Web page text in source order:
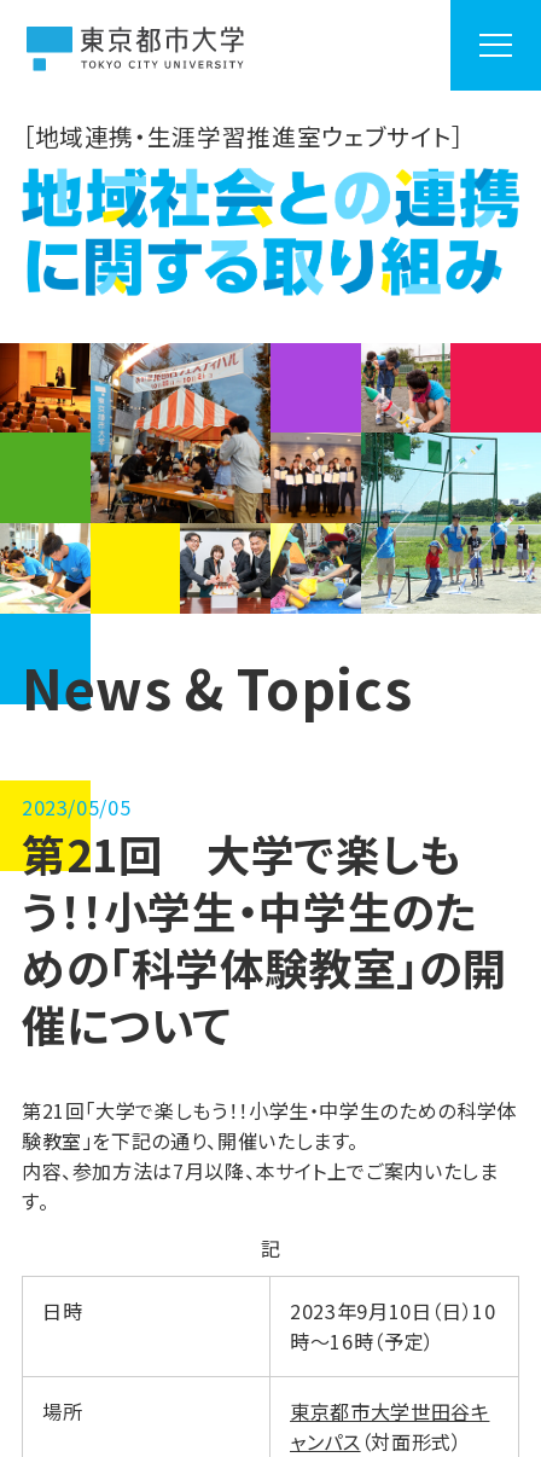
［地域連携・生涯学習推進室ウェブサイト］
News & Topics
2023/05/05
第21回 大学で楽しも
う！！小学生・中学生のた
めの「科学体験教室」の開
催について
第21回「大学で楽しもう！！小学生・中学生のための科学体
験教室」を下記の通り、開催いたします。
内容、参加方法は7月以降、本サイト上でご案内いたしま
す。
記
日時
2023年9月10日（日）10
時～16時（予定）
場所
東京都市大学世田谷キ
ャンパス （対面形式）